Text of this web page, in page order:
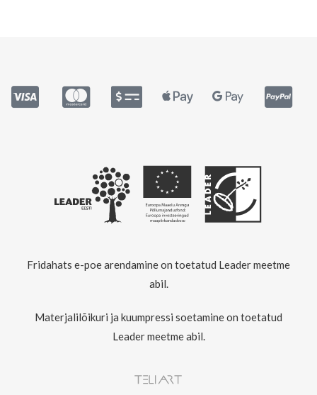
Fridahats e-poe arendamine on toetatud Leader meetme
abil.
Materjalilõikuri ja kuumpressi soetamine on toetatud
Leader meetme abil.